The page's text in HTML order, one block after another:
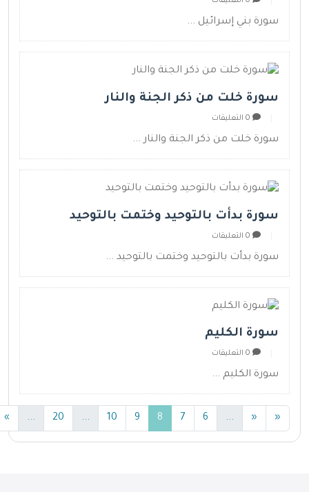
سورة بني إسرائيل ...
سورة خلت من ذكر الجنة والنار
سورة خلت من ذكر الجنة والنار ...
سورة بدأت بالتوحيد وختمت بالتوحيد
سورة بدأت بالتوحيد وختمت بالتوحيد ...
سورة الكليم
سورة الكليم ...
«
«
...
6
7
8
9
10
...
20
...
»